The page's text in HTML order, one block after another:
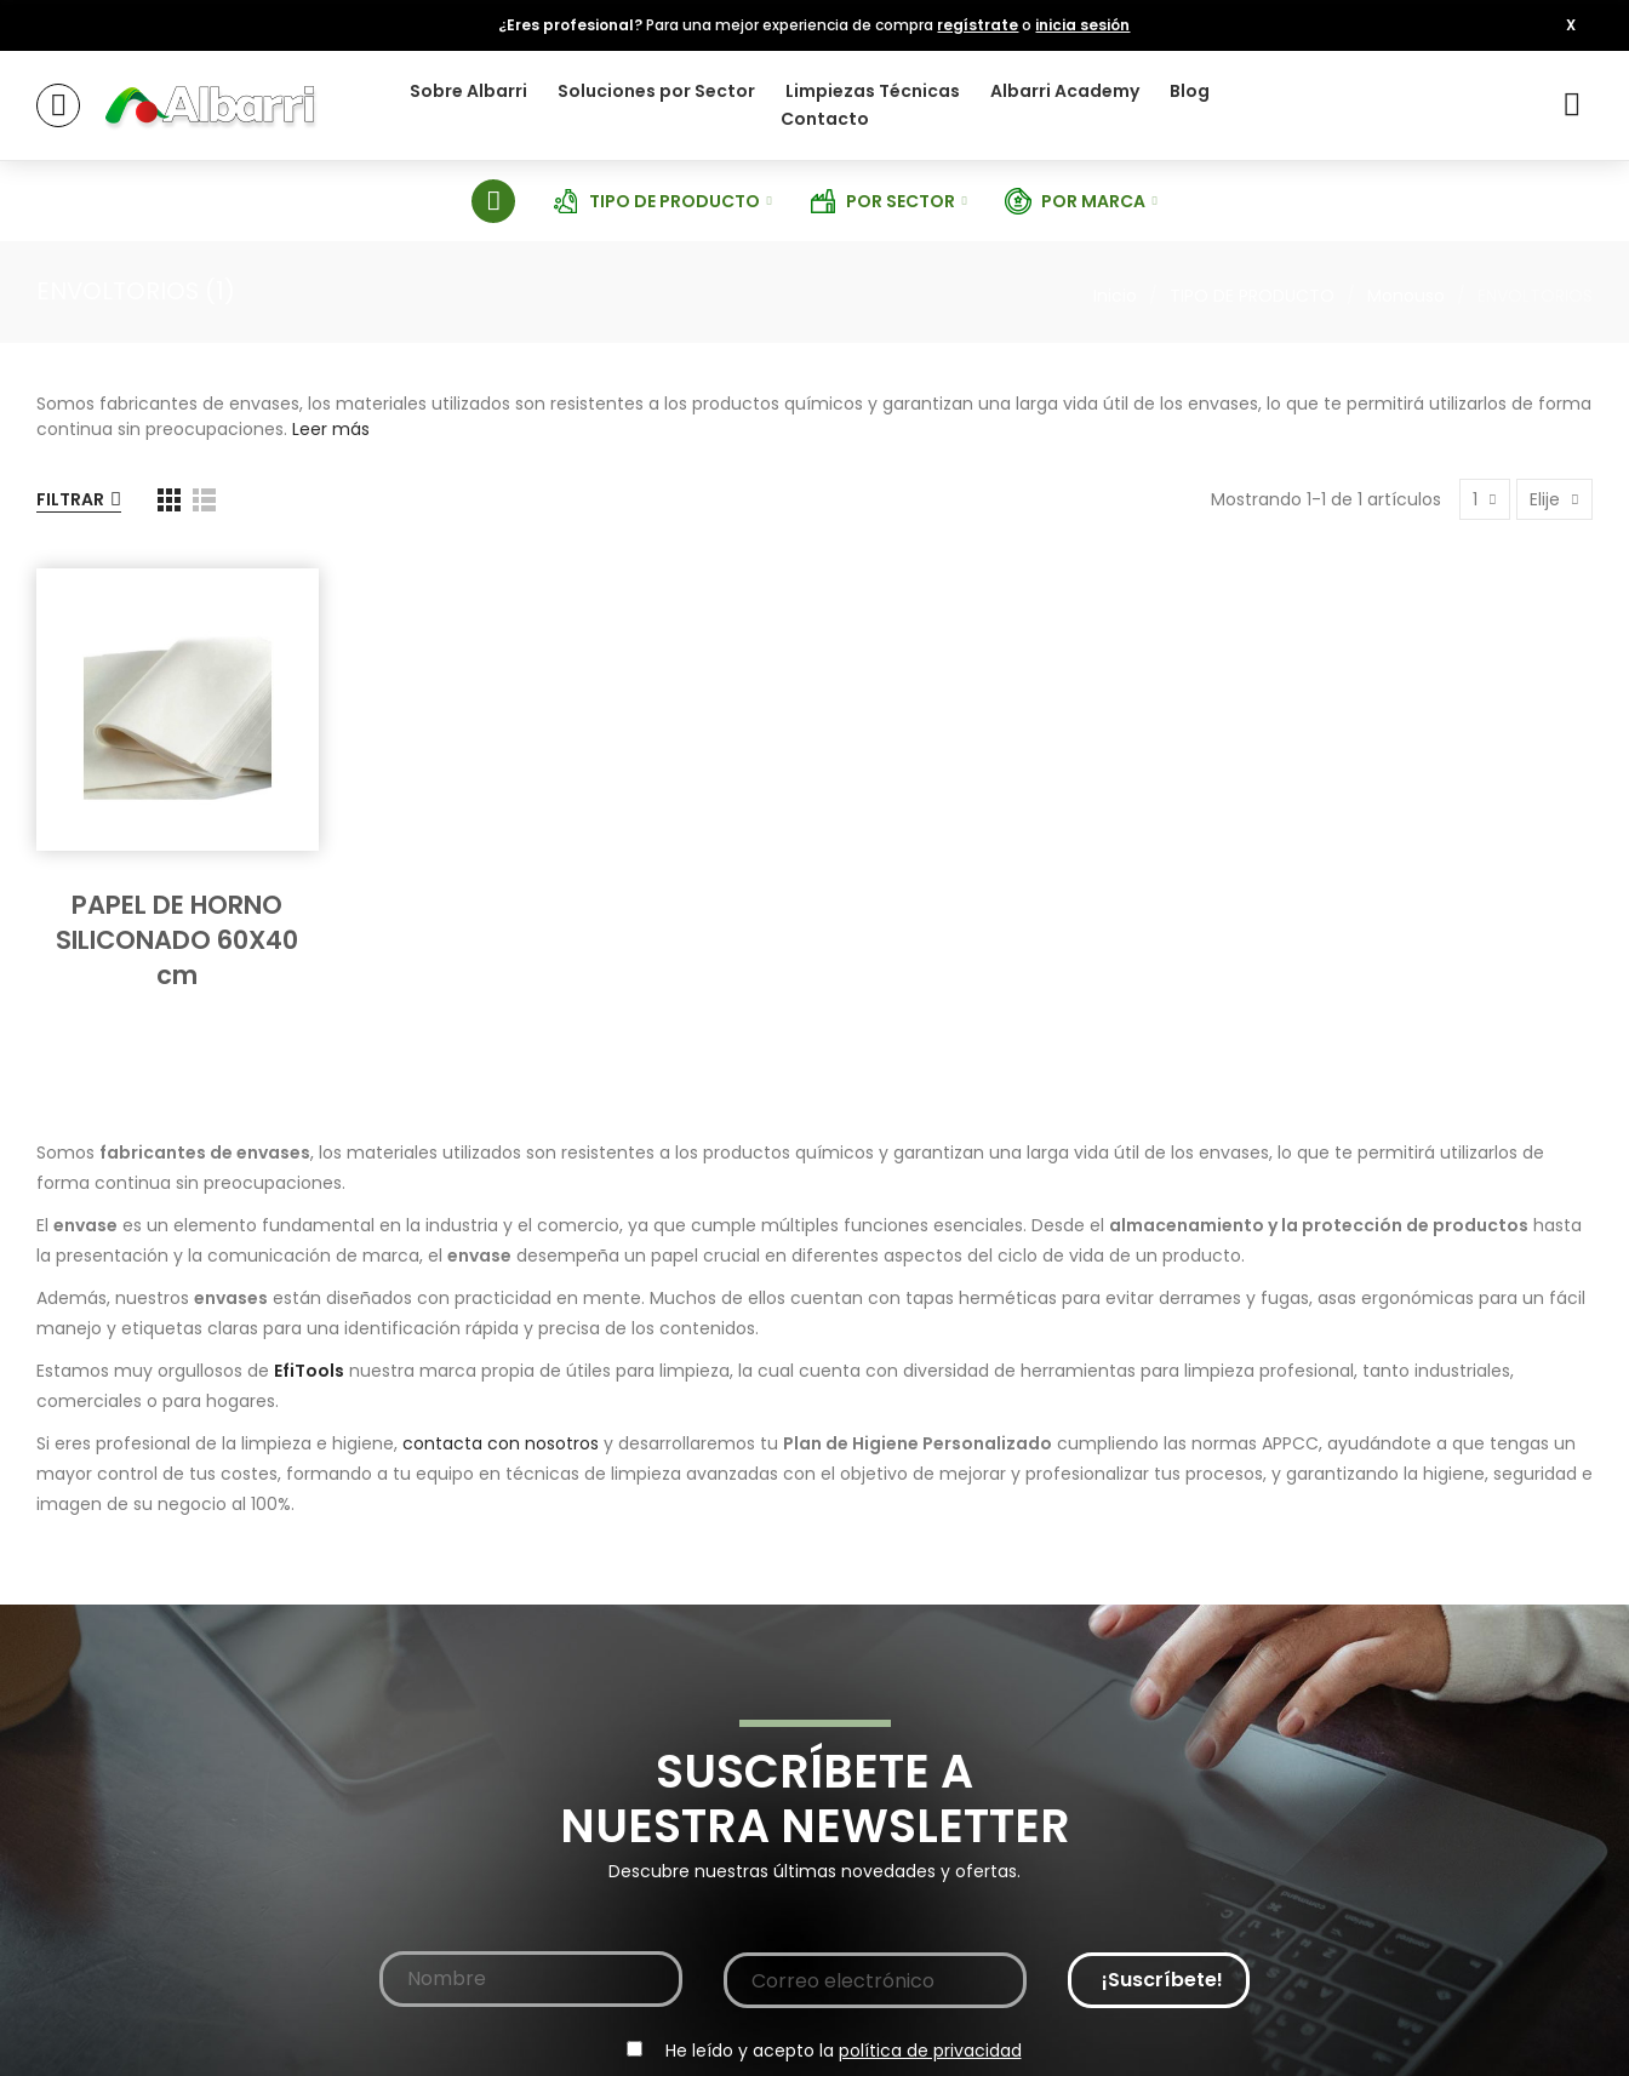
¿Eres profesional?Para una mejor experiencia de compra regístrateo inicia sesión X
Sobre Albarri Soluciones por Sector Limpiezas Técnicas Albarri Academy
Blog
Contacto
TIPO DE PRODUCTO POR SECTOR POR MARCA
Somos fabricantes de envases, los materiales utilizados son resistentes a los productos químicos y garantizan una larga vida útil de los envases, lo que te permitirá utilizarlos de forma
continua sin preocupaciones. Leer más
FILTRAR Mostrando 1-1 de 1 artículos 1 Elije
PAPEL DE HORNO
SILICONADO 60X40
cm
Somos fabricantes de envases, los materiales utilizados son resistentes a los productos químicos y garantizan una larga vida útil de los envases, lo que te permitirá utilizarlos de
forma continua sin preocupaciones.
El envase es un elemento fundamental en la industria y el comercio, ya que cumple múltiples funciones esenciales. Desde el almacenamiento y la protección de productos hasta
la presentación y la comunicación de marca, el envase desempeña un papel crucial en diferentes aspectos del ciclo de vida de un producto.
Además, nuestros envases están diseñados con practicidad en mente. Muchos de ellos cuentan con tapas herméticas para evitar derrames y fugas, asas ergonómicas para un fácil
manejo y etiquetas claras para una identificación rápida y precisa de los contenidos.
Estamos muy orgullosos de EfiTools nuestra marca propia de útiles para limpieza, la cual cuenta con diversidad de herramientas para limpieza profesional, tanto industriales,
comerciales o para hogares.
Si eres profesional de la limpieza e higiene, contacta con nosotros y desarrollaremos tu Plan de Higiene Personalizado cumpliendo las normas APPCC, ayudándote a que tengas un
mayor control de tus costes, formando a tu equipo en técnicas de limpieza avanzadas con el objetivo de mejorar y profesionalizar tus procesos, y garantizando la higiene, seguridad e
imagen de su negocio al 100%.
SUSCRÍBETE A
NUESTRA NEWSLETTER
Descubre nuestras últimas novedades y ofertas.
¡Suscríbete!
He leído y acepto la política de privacidad